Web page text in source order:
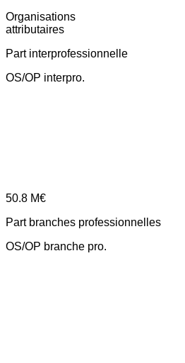
Organisations
attributaires
Part interprofessionnelle
OS/OP interpro.
50.8 M€
Part branches professionnelles
OS/OP branche pro.